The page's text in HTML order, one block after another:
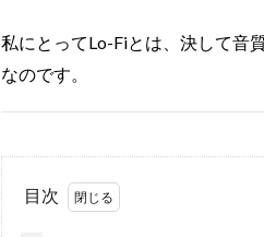
私にとってLo-Fiとは、決して音
なのです。
目次